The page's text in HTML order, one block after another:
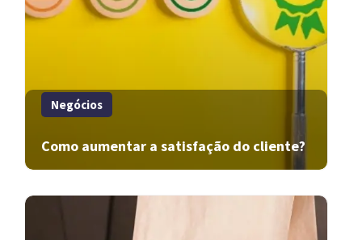
Negócios
Como aumentar a satisfação do cliente?